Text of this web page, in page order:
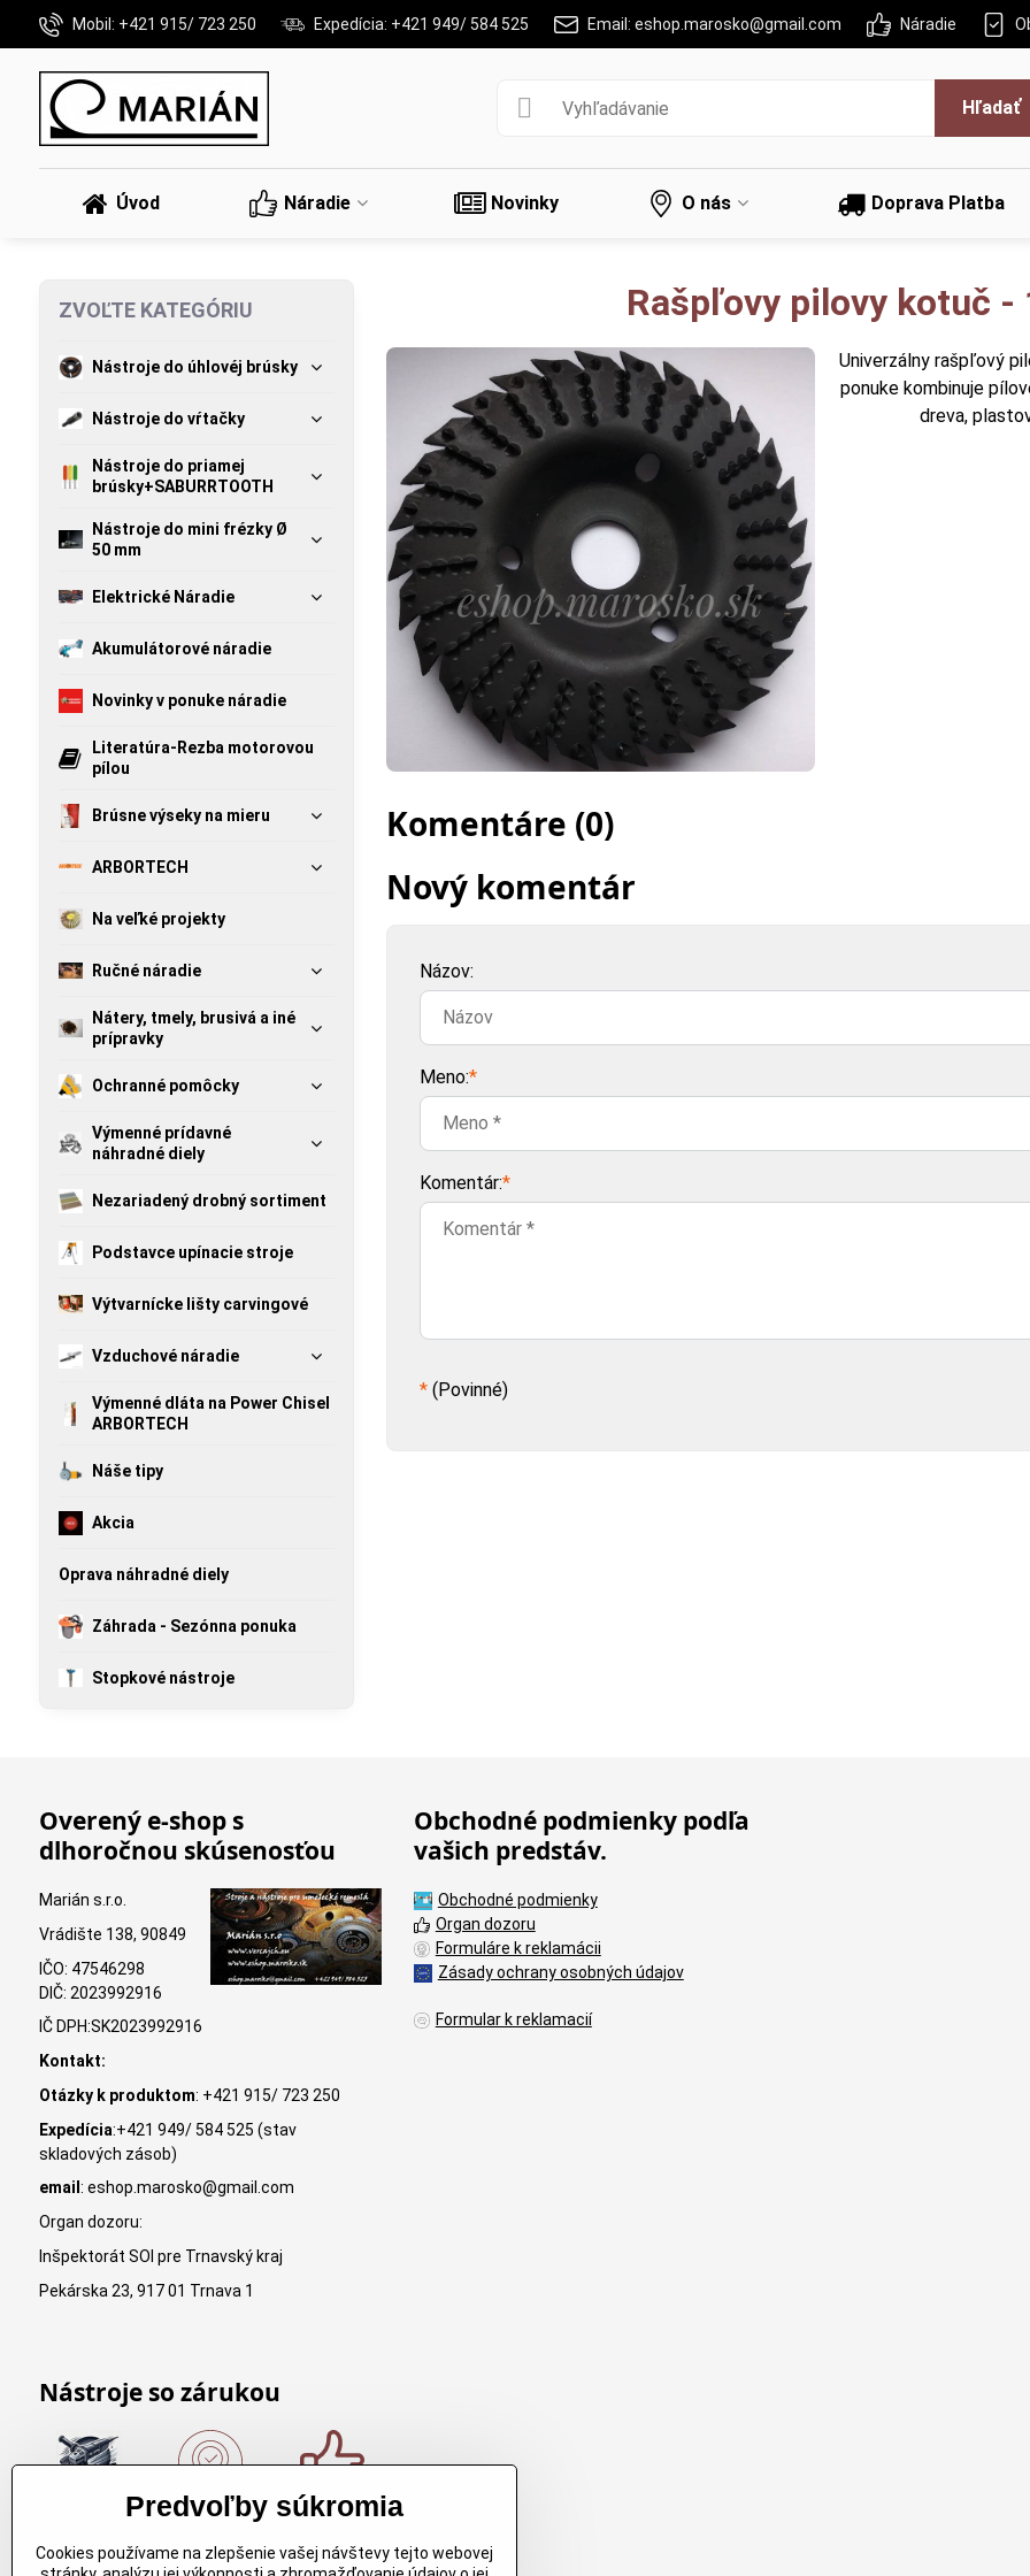
Mobil: +421 915/ 723 250 Expedícia: +421 949/ 584 525 Email: eshop.marosko@gmail.com Náradie
Hľadať
Úvod Náradie Novinky O nás Doprava Platba
Rašpľovy pilovy kotuč -
Univerzálny rašpľový
ponuke kombinuje
dreva,
Komentáre (0)
Nový komentár
Názov:
Meno:*
Komentár:*
* (Povinné)
ZVOĽTE KATEGÓRIU
Nástroje do úhlovéj brúsky
Nástroje do vŕtačky
Nástroje do priamej
brúsky+SABURRTOOTH
Nástroje do mini frézky Ø
50 mm
Elektrické Náradie
Akumulátorové náradie
Novinky v ponuke náradie
Literatúra-Rezba motorovou
pílou
Brúsne výseky na mieru
ARBORTECH
Na veľké projekty
Ručné náradie
Nátery, tmely, brusivá a iné
prípravky
Ochranné pomôcky
Výmenné prídavné
náhradné diely
Nezariadený drobný sortiment
Podstavce upínacie stroje
Výtvarnícke lišty carvingové
Vzduchové náradie
Výmenné dláta na Power Chisel
ARBORTECH
Náše tipy
Akcia
Oprava náhradné diely
Záhrada - Sezónna ponuka
Stopkové nástroje
Overený e-shop s
dlhoročnou skúsenosťou
Marián s.r.o.
Vrádište 138, 90849
IČO: 47546298
DIČ: 2023992916
IČ DPH:SK2023992916
Kontakt:
Otázky k produktom: +421 915/ 723 250
Expedícia:+421 949/ 584 525 (stav
skladových zásob)
email : eshop.marosko@gmail.com
Organ dozoru:
Inšpektorát SOI pre Trnavský kraj
Pekárska 23, 917 01 Trnava 1
Obchodné podmienky podľa
vašich predstáv.
Obchodné podmienky
Organ dozoru
Formuláre k reklamácii
Zásady ochrany osobných údajov
Formular k reklamacií
Nástroje so zárukou
Nákup nad
Nákup nad
Originálne
Arbortech
Kvalitné
náradie
Predvoľby súkromia
Cookies používame na zlepšenie vašej návštevy tejto webovej